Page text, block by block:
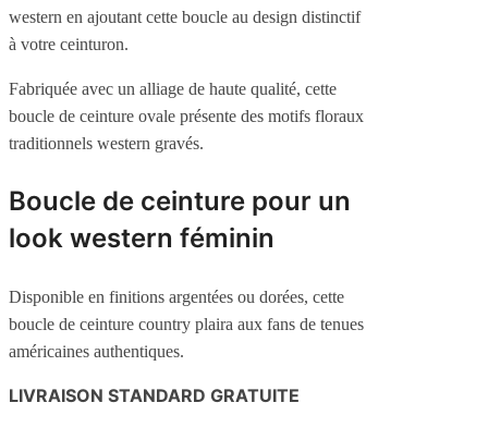
western en ajoutant cette boucle au design distinctif
à votre ceinturon.
Fabriquée avec un alliage de haute qualité, cette
boucle de ceinture ovale présente des motifs floraux
traditionnels western gravés.
Boucle de ceinture pour un
look western féminin
Disponible en finitions argentées ou dorées, cette
boucle de ceinture country plaira aux fans de tenues
américaines authentiques.
LIVRAISON STANDARD GRATUITE